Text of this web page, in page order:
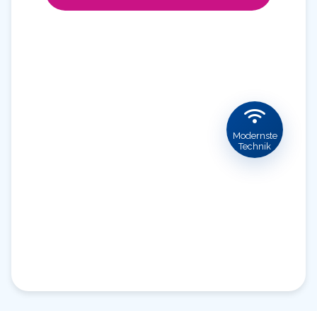
Modernste
Technik